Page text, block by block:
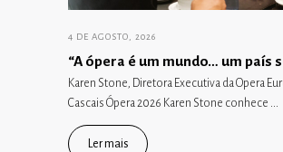
4 DE AGOSTO, 2026
“A ópera é um mundo… um país
Karen Stone, Diretora Executiva da Opera
Cascais Ópera 2026 Karen Stone conhece ...
Ler mais